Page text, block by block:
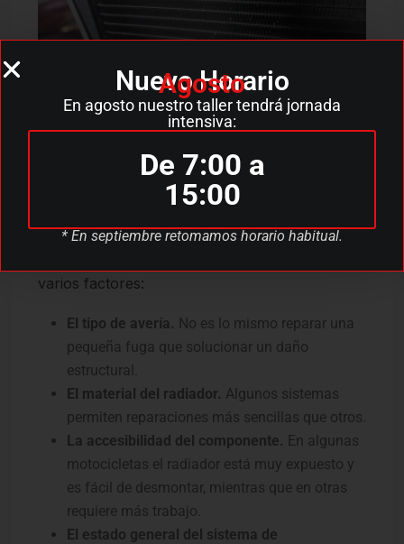
De qué depende el coste de
una reparación del radiador
Muchos motoristas suelen buscar por internet
cuánto cuesta reparar un radiador de moto,
varios factores:
El tipo de avería. No es lo mismo reparar una
pequeña fuga que solucionar un daño
estructural.
El material del radiador. Algunos sistemas
permiten reparaciones más sencillas que otros.
La accesibilidad del componente. En algunas
motocicletas el radiador está muy expuesto y
es fácil de desmontar, mientras que en otras
requiere más trabajo.
El estado general del sistema de
Nuevo Horario
Agosto
En agosto nuestro taller tendrá jornada
intensiva:
De 7:00 a
15:00
* En septiembre retomamos horario habitual.